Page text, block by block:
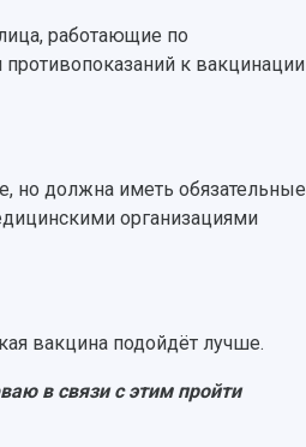
работающие по
к вакцинации
но должна иметь обязательные
организациями
вакцина подойдёт лучше.
в связи с этим пройти